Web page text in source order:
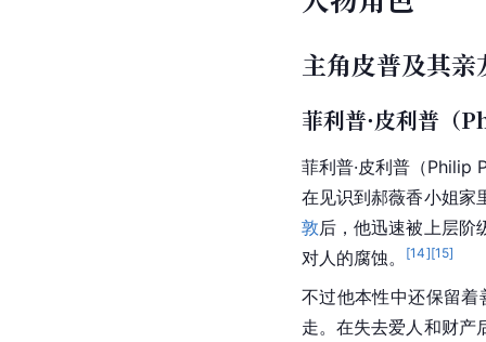
主角皮普及其亲
菲利普·皮利普
菲利普·皮利普（Philip
在见识到郝薇香小姐家
敦后，他迅速被上层阶
对人的腐蚀。
[14][15]
不过他本性中还保留
走。在失去爱人和财产